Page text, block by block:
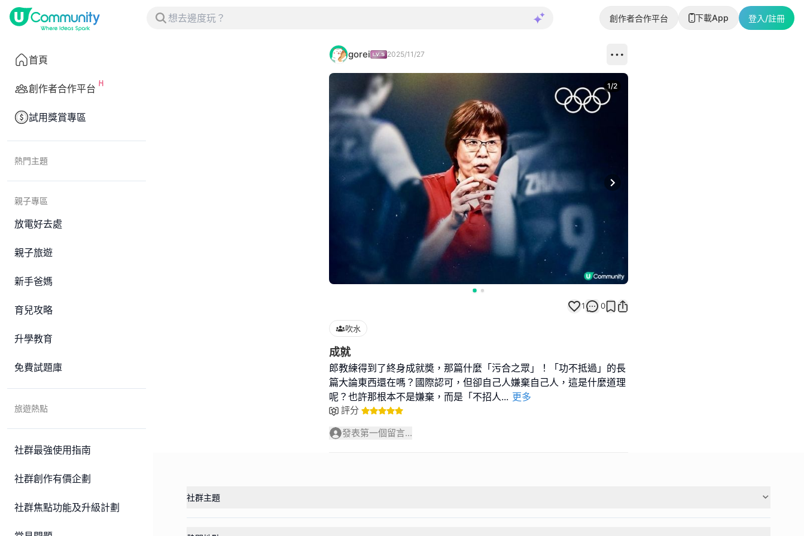
創作者合作平台 下載App 登入/註冊
首頁
創作者合作平台
試用獎賞專區
熱門主題
親子專區
放電好去處
親子旅遊
新手爸媽
育兒攻略
升學教育
免費試題庫
旅遊熱點
社群最強使用指南
社群創作有價企劃
社群焦點功能及升級計劃
gorei 2025/11/27
Next slide
1/2
1 0
吹水
成就
郎教練得到了終身成就奬，那篇什麼「污合之眾」！「功不抵過」的長
篇大論東西還在嗎？國際認可，但卻自己人嫌棄自己人，這是什麼道理
呢？也許那根本不是嫌棄，而是「不招人... 更多
評分
發表第一個留言...
社群主題